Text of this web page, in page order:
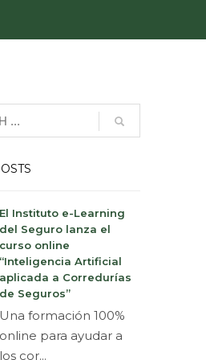
El Instituto e-Learning
del Seguro lanza el
curso online
“Inteligencia Artificial
aplicada a Corredurías
de Seguros”
Una formación 100%
online para ayudar a
los cor...